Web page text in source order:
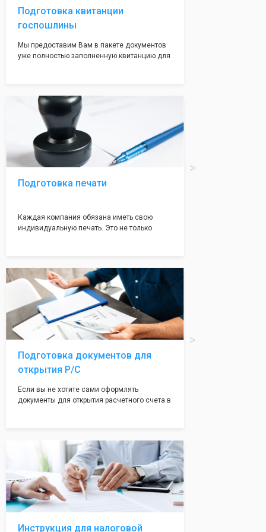
Подготовка квитанции
госпошлины
Мы предоставим Вам в пакете документов
уже полностью заполненную квитанцию для
посредственно в налоговой инспекции при
подаче документов на регистрацию.
Подготовка печати
Каждая компания обязана иметь свою
индивидуальную печать. Это не только
вам поможем с помощью изготовления
печати по индивидуальному эскизу, который
Вы выберете сами из нашего каталога.
Подготовка документов для
открытия Р/С
Если вы не хотите сами оформлять
документы для открытия расчетного счета в
открытия счета, с минимальным затратом
вашего времени и сил!
Инструкция для налоговой